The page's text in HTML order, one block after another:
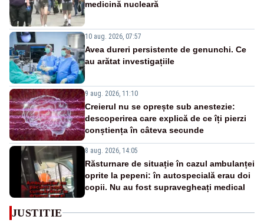
medicină nucleară
10 aug. 2026, 07:57
Avea dureri persistente de genunchi. Ce
au arătat investigațiile
9 aug. 2026, 11:10
Creierul nu se oprește sub anestezie:
descoperirea care explică de ce îți pierzi
conștiența în câteva secunde
8 aug. 2026, 14:05
Răsturnare de situație în cazul ambulanței
oprite la pepeni: în autospecială erau doi
copii. Nu au fost supravegheați medical
JUSTITIE